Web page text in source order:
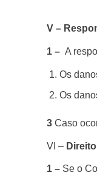
V –
1 – A
Os
Os
3 Caso
VI –
1 – Se o